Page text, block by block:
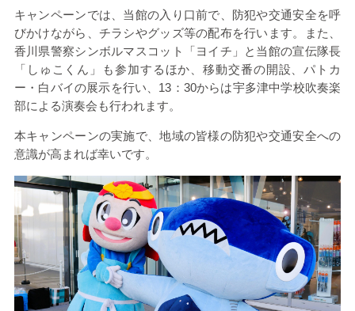
キャンペーンでは、当館の入り口前で、防犯や交通安全を呼
びかけながら、チラシやグッズ等の配布を行います。また、
香川県警察シンボルマスコット「ヨイチ」と当館の宣伝隊長
「しゅこくん」も参加するほか、移動交番の開設、パトカ
ー・白バイの展示を行い、 13 ： 30からは宇多津中学校吹奏楽
部による演奏会も行われます。
本キャンペーンの実施で、地域の皆様の防犯や交通安全への
意識が高まれば幸いです。